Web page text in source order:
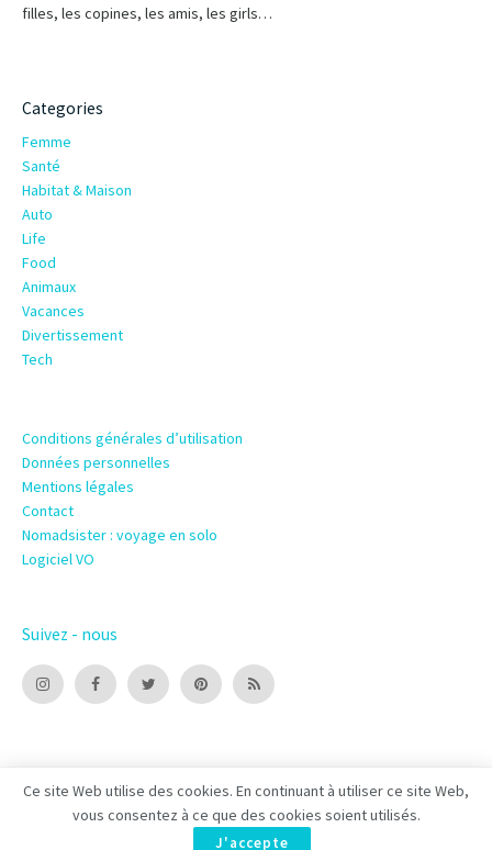
filles, les copines, les amis, les girls…
Categories
Femme
Santé
Habitat & Maison
Auto
Life
Food
Animaux
Vacances
Divertissement
Tech
Conditions générales d’utilisation
Données personnelles
Mentions légales
Contact
Nomadsister : voyage en solo
Logiciel VO
Suivez - nous
© 2022 Shoocare – Edité par –Alliance 123.
Ce site Web utilise des cookies. En continuant à utiliser ce site Web,
vous consentez à ce que des cookies soient utilisés.
J'accepte